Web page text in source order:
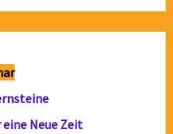
Neue Zeit